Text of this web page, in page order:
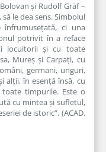
și Rudolf Gräf –
le dea sens. Simbolul
ci una
potrivit în a reface
locuitorii și cu toate
Mureș și Carpați, cu
germani, unguri,
alții, în esență însă, cu
timpurile. Este o
cu mintea și sufletul,
de istoric”. (ACAD.